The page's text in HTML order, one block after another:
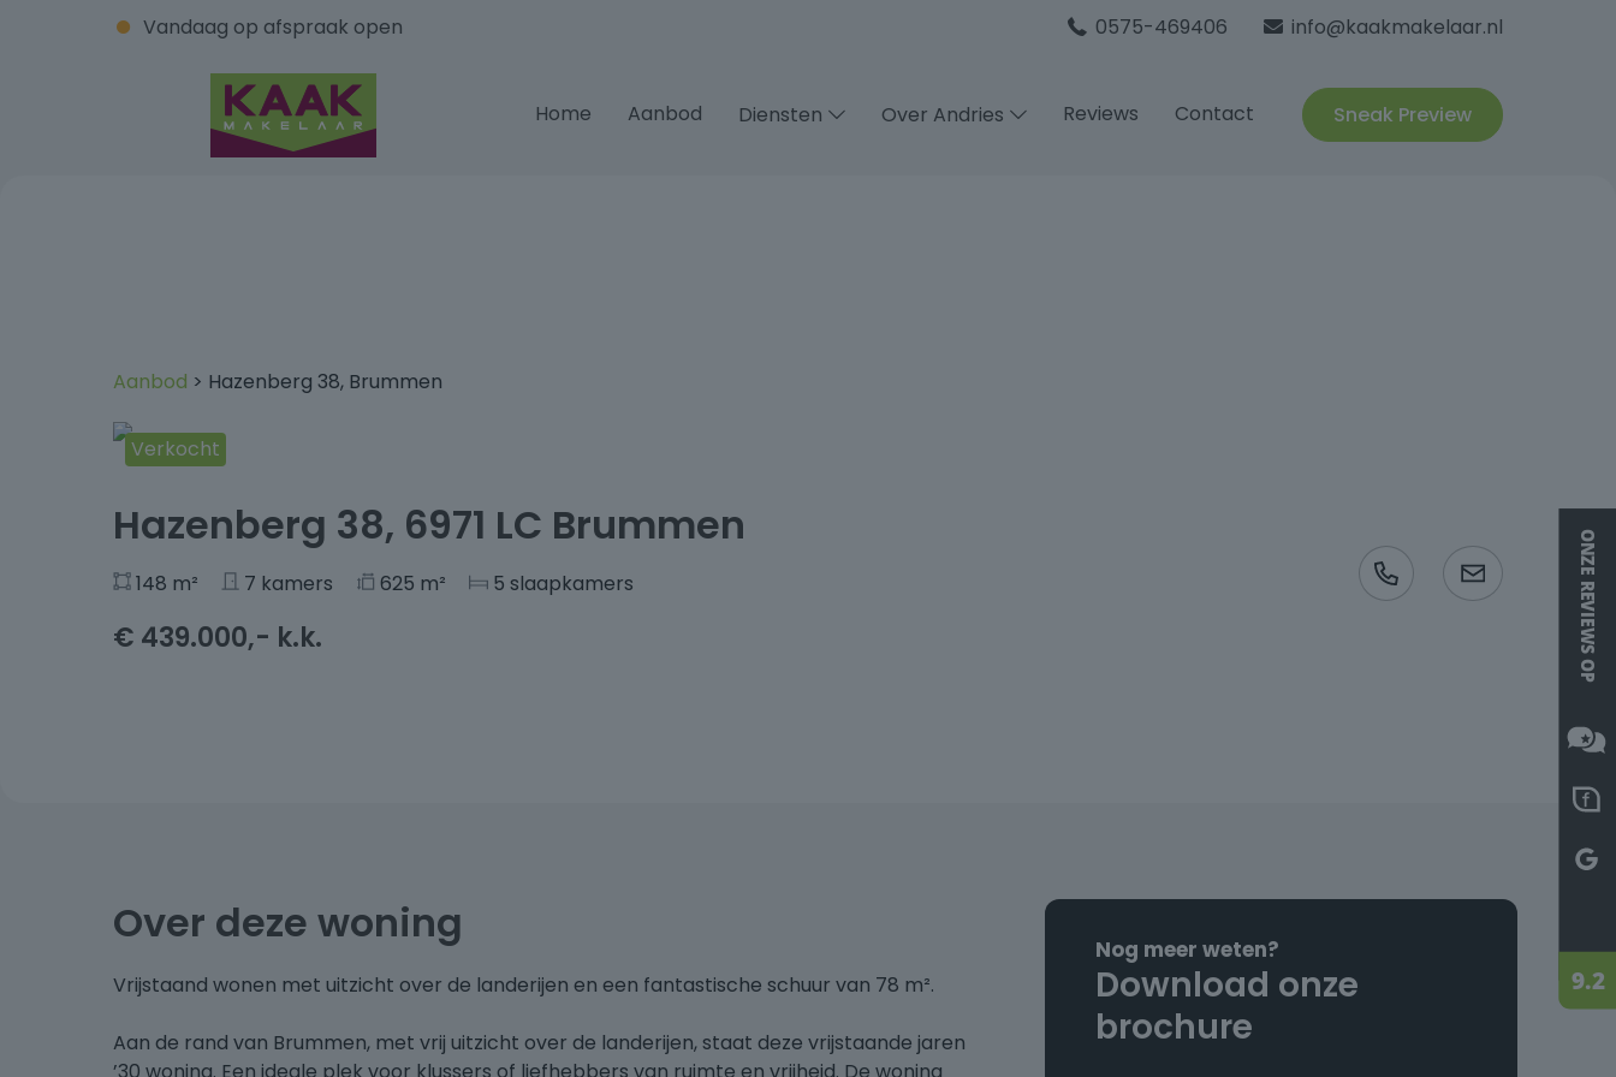
Vandaag op afspraak open 0575-469406 info@kaakmakelaar.nl
Home Aanbod Diensten Over Andries Reviews Contact Sneak Preview
Aanbod > Hazenberg 38, Brummen
Verkocht
Hazenberg 38, 6971 LC Brummen
148 m² 7 kamers 625 m² 5 slaapkamers
€ 439.000,- k.k.
Over deze woning
Vrijstaand wonen met uitzicht over de landerijen en een fantastische schuur van 78 m².
Aan de rand van Brummen, met vrij uitzicht over de landerijen, staat deze vrijstaande jaren
Nog meer weten?
Download onze
brochure